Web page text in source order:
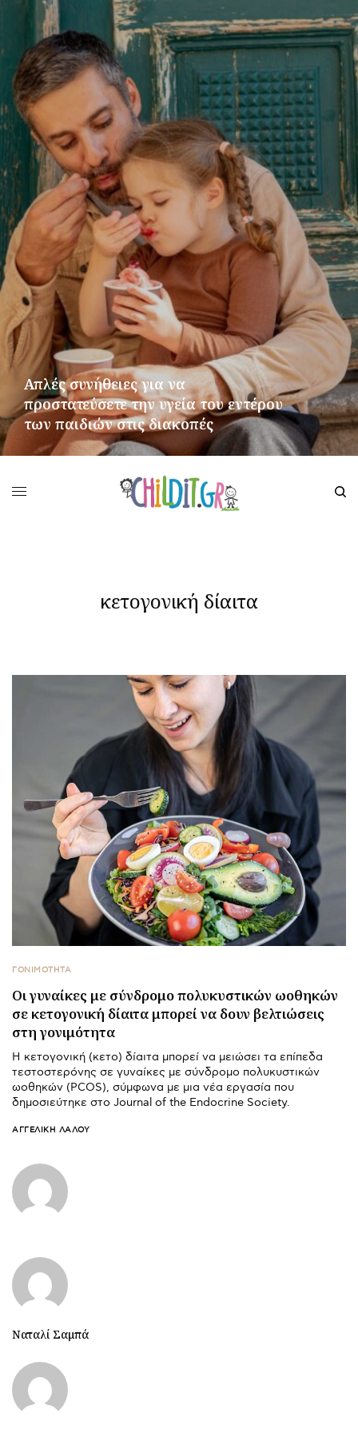
Απλές συνήθειες για να
προστατεύσετε την υγεία του εντέρου
των παιδιών στις διακοπές
κετογονική δίαιτα
ΓΟΝΙΜΟΤΗΤΑ
Οι γυναίκες με σύνδρομο πολυκυστικών ωοθηκών
σε κετογονική δίαιτα μπορεί να δουν βελτιώσεις
στη γονιμότητα
Η κετογονική (κετο) δίαιτα μπορεί να μειώσει τα επίπεδα
τεστοστερόνης σε γυναίκες με σύνδρομο πολυκυστικών
ωοθηκών (PCOS), σύμφωνα με μια νέα εργασία που
δημοσιεύτηκε στο Journal of the Endocrine Society.
ΑΓΓΕΛΙΚΉ ΛΆΛΟΥ
Ναταλί Σαμπά